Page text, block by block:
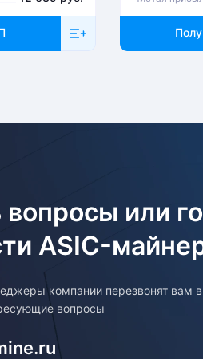
товара, клиенту необходимо
вопросы или
ASIC-
компании перезвонят вам
вопросы